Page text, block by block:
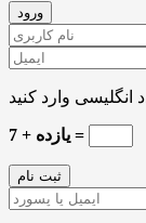
7 + یازده =